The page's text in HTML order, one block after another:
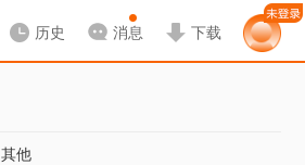
历史 消息 下载
其他